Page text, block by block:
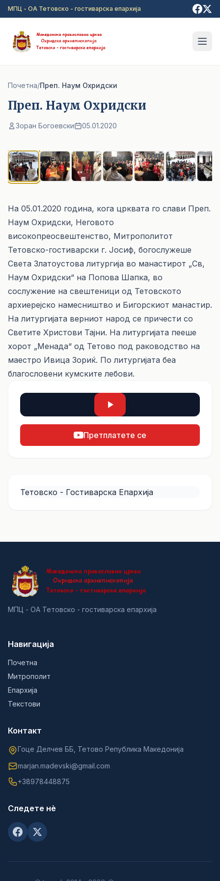
Прејди на главна содржина
МПЦ - ОА Тетовско - гостиварска епархија
Почетна/Преп. Наум Охридски
Преп. Наум Охридски
Зоран Богоевски 05.01.2020
На 05.01.2020 година, кога црквата го слави Преп.
Наум Охридски, Неговото
високопреосвештенство, Митрополитот
Тетовско-гостиварски г. Јосиф, богослужеше
Света Златоустова литургија во манастирот „Св,
Наум Охридски“ на Попова Шапка, во
сослужение на свештеници од Тетовското
архиерејско намесништво и Бигорскиот манастир.
На литургијата верниот народ се причести со
Светите Христови Тајни. На литургијата пееше
хорот „Менада“ од Тетово под раководство на
маестро Ивица Зориќ. По литургијата беа
благословени кумските лебови.
Претплатете се
Тетовско - Гостиварска Епархија
МПЦ - ОА Тетовско - гостиварска епархија
Навигација
Почетна
Митрополит
Епархија
Текстови
Контакт
Гоце Делчев ББ, Тетово Република Македонија
marjan.madevski@gmail.com
+38978448875
Следете нè